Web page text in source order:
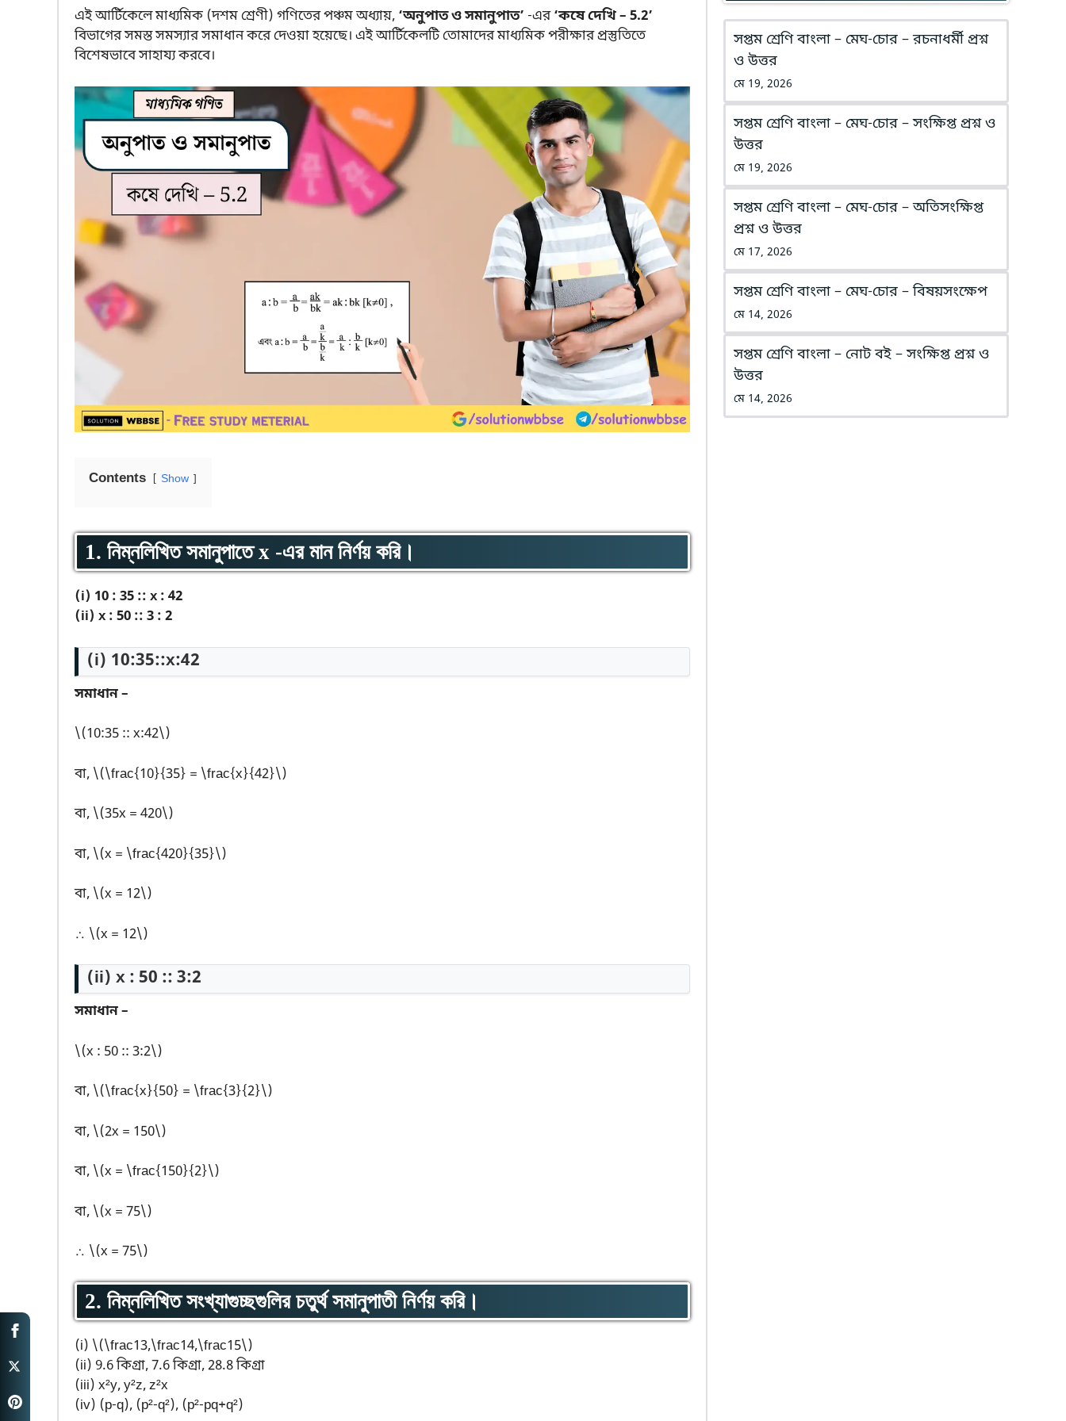
এই আর্টিকেলে মাধ্যমিক (দশম শ্রেণী) গণিতের পঞ্চম অধ্যায়, ‘অনুপাত ও সমানুপাত’ -এর‘কষে দেখি – 5.2’
বিভাগের সমস্ত সমস্যার সমাধান করে দেওয়া হয়েছে। এই আর্টিকেলটি তোমাদের মাধ্যমিক পরীক্ষার প্রস্তুতিতে
বিশেষভাবে সাহায্য করবে।
Contents Show
1. নিম্নলিখিত সমানুপাতে x -এর মান নির্ণয় করি।
(i) 10 : 35 :: x : 42
(ii) x : 50 :: 3 : 2
(i) 10:35::x:42
সমাধান –
\(10:35 :: x:42\)
বা, \(\frac{10}{35} = \frac{x}{42}\)
বা, \(35x = 420\)
বা, \(x = \frac{420}{35}\)
বা, \(x = 12\)
∴ \(x = 12\)
(ii) x : 50 :: 3:2
সমাধান –
\(x : 50 :: 3:2\)
বা, \(\frac{x}{50} = \frac{3}{2}\)
বা, \(2x = 150\)
বা, \(x = \frac{150}{2}\)
বা, \(x = 75\)
∴ \(x = 75\)
2. নিম্নলিখিত সংখ্যাগুচ্ছগুলির চতুর্থ সমানুপাতী নির্ণয় করি।
(i) \(\frac13,\frac14,\frac15\)
(ii) 9.6 কিগ্রা, 7.6 কিগ্রা, 28.8 কিগ্রা
(iii) x²y, y²z, z²x
(iv) (p-q), (p²-q²), (p²-pq+q²)
সপ্তম শ্রেণি বাংলা – মেঘ-চোর – রচনাধর্মী প্রশ্ন
ও উত্তর
মে 19, 2026
সপ্তম শ্রেণি বাংলা – মেঘ-চোর – সংক্ষিপ্ত প্রশ্ন ও
উত্তর
মে 19, 2026
সপ্তম শ্রেণি বাংলা – মেঘ-চোর – অতিসংক্ষিপ্ত
প্রশ্ন ও উত্তর
মে 17, 2026
সপ্তম শ্রেণি বাংলা – মেঘ-চোর – বিষয়সংক্ষেপ
মে 14, 2026
সপ্তম শ্রেণি বাংলা – নোট বই – সংক্ষিপ্ত প্রশ্ন ও
উত্তর
মে 14, 2026